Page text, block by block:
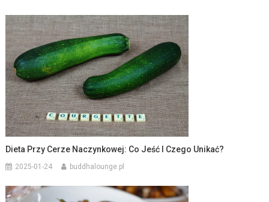
Dieta Przy Cerze Naczynkowej: Co Jeść I Czego Unikać?
2025-01-24 buddhalounge.pl